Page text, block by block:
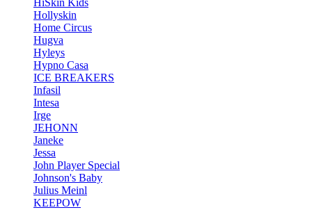
HiSkin Kids
Hollyskin
Home Circus
Hugva
Hyleys
Hypno Casa
ICE BREAKERS
Infasil
Intesa
Irge
JEHONN
Janeke
Jessa
John Player Special
Johnson's Baby
Julius Meinl
KEEPOW